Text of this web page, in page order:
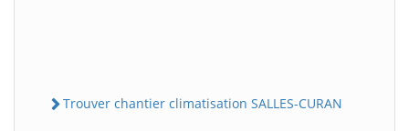
Trouver chantier climatisation SALLES-CURAN